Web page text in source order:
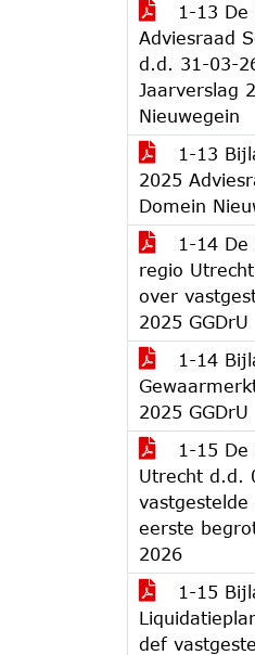
1-13
Adviesraad
d.d. 31-03-
Jaarverslag
Nieuwegein
1-13
2025
Domein
1-14 De
regio
over
2025 GGDrU
1-14
2025 GGDrU
1-15 De
Utrecht d.d.
eerste
2026
1-15
def